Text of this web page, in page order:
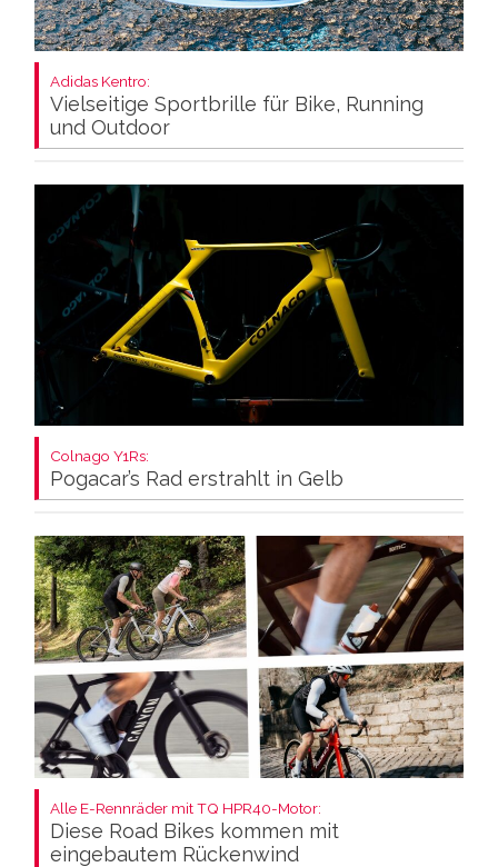
Adidas Kentro:
Vielseitige Sportbrille für Bike, Running
und Outdoor
Colnago Y1Rs:
Pogacar’s Rad erstrahlt in Gelb
Alle E-Rennräder mit TQ HPR40-Motor:
Diese Road Bikes kommen mit
eingebautem Rückenwind